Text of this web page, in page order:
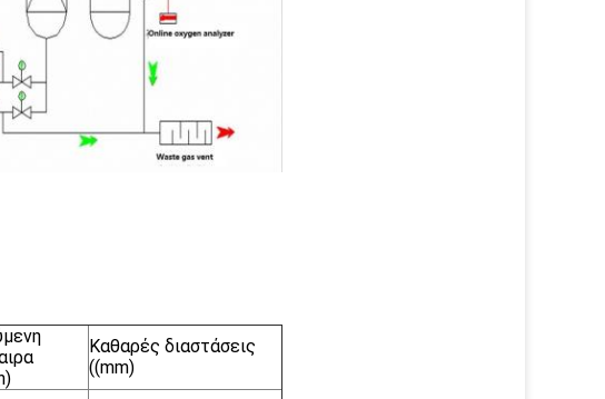
Καθαρές διαστάσεις
((mm)